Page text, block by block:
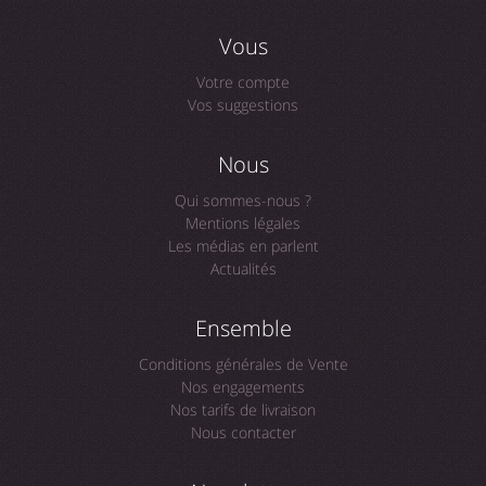
Vous
Votre compte
Vos suggestions
Nous
Qui sommes-nous ?
Mentions légales
Les médias en parlent
Actualités
Ensemble
Conditions générales de Vente
Nos engagements
Nos tarifs de livraison
Nous contacter